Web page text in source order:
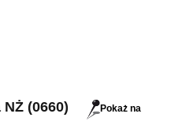
(0660)
Pokaż na